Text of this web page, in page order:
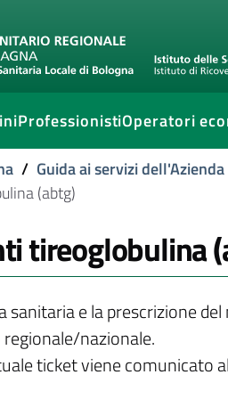
ProfessionistiOperatori
/ Guida ai servizi
(abtg)
tireoglobulina
sanitaria e la prescrizione
nazionale.
ticket viene comunicato